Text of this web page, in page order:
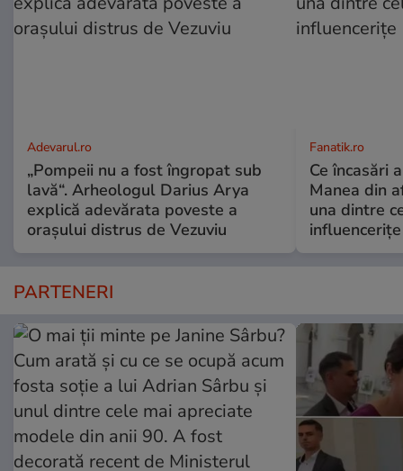
Adevarul.ro
„Pompeii nu a fost îngropat sub
lavă“. Arheologul Darius Arya
explică adevărata poveste a
orașului distrus de Vezuviu
Fanatik.ro
Ce încasări
Manea din
una dintre
influencerițe
PARTENERI